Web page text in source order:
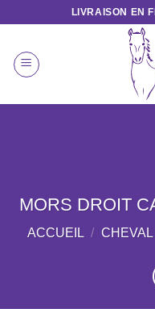
contenu
LIVRAISON EN
MORS DROIT
ACCUEIL / CHEVAL